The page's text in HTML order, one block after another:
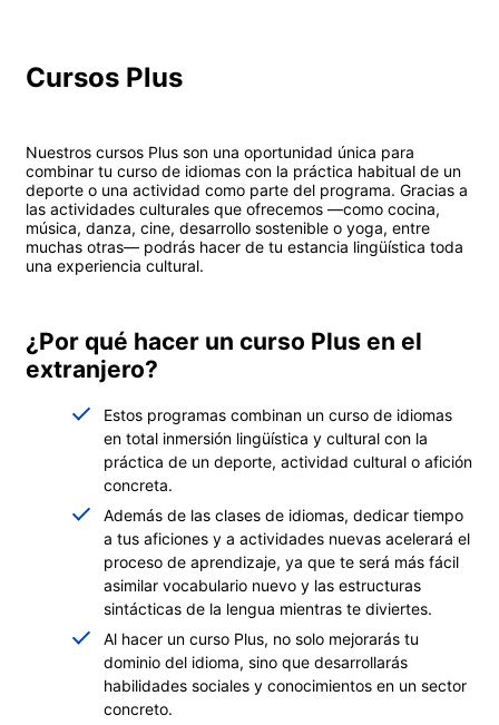
Cursos Plus
Nuestros cursos Plus son una oportunidad única para
combinar tu curso de idiomas con la práctica habitual de un
deporte o una actividad como parte del programa. Gracias a
las actividades culturales que ofrecemos —como cocina,
música, danza, cine, desarrollo sostenible o yoga, entre
muchas otras— podrás hacer de tu estancia lingüística toda
una experiencia cultural.
¿Por qué hacer un curso Plus en el
extranjero?
Estos programas combinan un curso de idiomas
en total inmersión lingüística y cultural con la
práctica de un deporte, actividad cultural o afición
concreta.
Además de las clases de idiomas, dedicar tiempo
a tus aficiones y a actividades nuevas acelerará el
proceso de aprendizaje, ya que te será más fácil
asimilar vocabulario nuevo y las estructuras
sintácticas de la lengua mientras te diviertes.
Al hacer un curso Plus, no solo mejorarás tu
dominio del idioma, sino que desarrollarás
habilidades sociales y conocimientos en un sector
concreto.